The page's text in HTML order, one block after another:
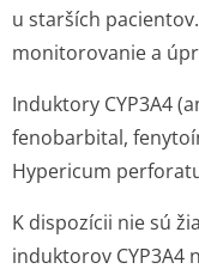
u starších
monitorovanie a
Induktory CYP3A4
fenobarbital,
Hypericum
K dispozícii nie sú
induktorov CYP3A4